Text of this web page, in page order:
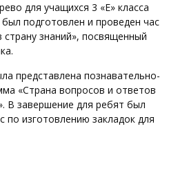
для учащихся 3 «Е» класса
подготовлен и проведен час
знаний», посвященный
представлена познавательно-
«Страна вопросов и ответов
В завершение для ребят был
по изготовлению закладок для